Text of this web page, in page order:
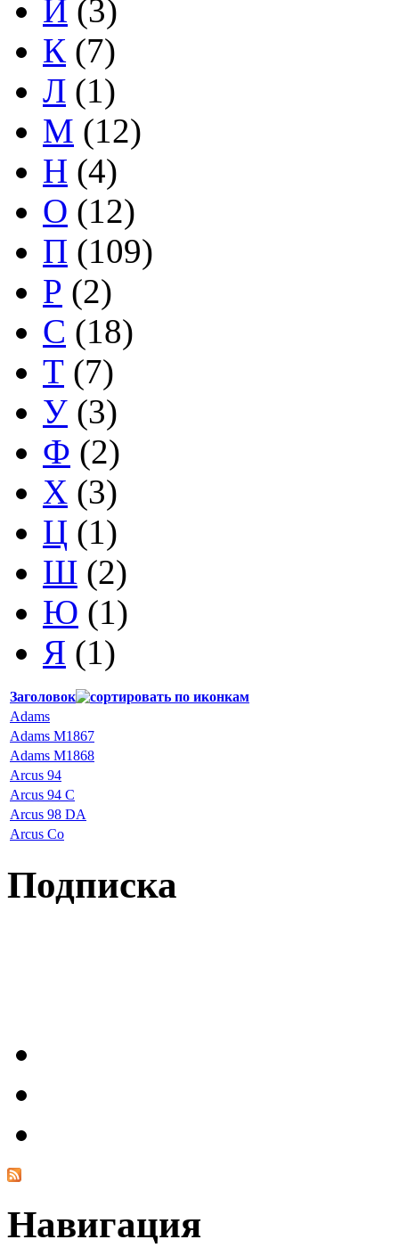
И (3)
К (7)
Л (1)
М (12)
Н (4)
О (12)
П (109)
Р (2)
С (18)
Т (7)
У (3)
Ф (2)
Х (3)
Ц (1)
Ш (2)
Ю (1)
Я (1)
Заголовок
Adams
Adams M1867
Adams M1868
Arcus 94
Arcus 94 С
Arcus 98 DA
Arcus Co
Подписка
Навигация